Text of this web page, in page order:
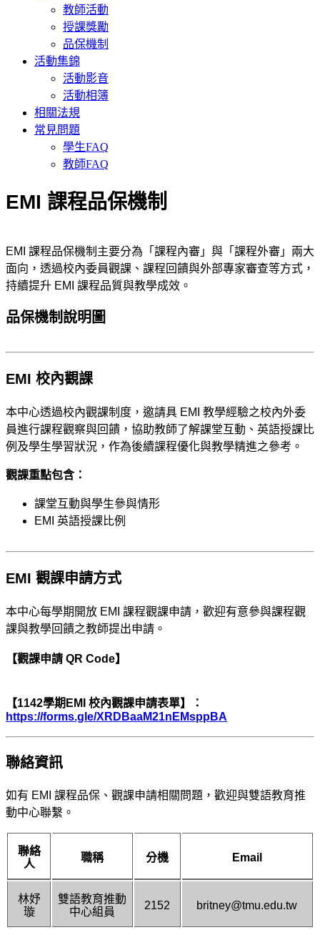
教師活動
授課獎勵
品保機制
活動集錦
活動影音
活動相簿
相關法規
常見問題
學生FAQ
教師FAQ
EMI 課程品保機制
EMI 課程品保機制主要分為「課程內審」與「課程外審」兩大
面向，透過校內委員觀課、課程回饋與外部專家審查等方式，
持續提升 EMI 課程品質與教學成效。
品保機制說明圖
EMI 校內觀課
本中心透過校內觀課制度，邀請具 EMI 教學經驗之校內外委
員進行課程觀察與回饋，協助教師了解課堂互動、英語授課比
例及學生學習狀況，作為後續課程優化與教學精進之參考。
觀課重點包含：
課堂互動與學生參與情形
EMI 英語授課比例
EMI 觀課申請方式
本中心每學期開放 EMI 課程觀課申請，歡迎有意參與課程觀
課與教學回饋之教師提出申請。
【觀課申請 QR Code】
【1142學期EMI 校內觀課申請表單】：
https://forms.gle/XRDBaaM21nEMsppBA
聯絡資訊
如有 EMI 課程品保、觀課申請相關問題，歡迎與雙語教育推
動中心聯繫。
聯絡
人
職稱 分機 Email
林妤
璇
雙語教育推動
中心組員
2152 britney@tmu.edu.tw